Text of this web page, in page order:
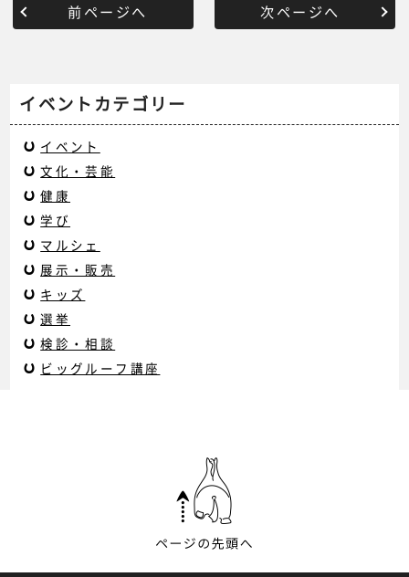
前ページへ 次ページへ
イベントカテゴリー
イベント
文化・芸能
健康
学び
マルシェ
展示・販売
キッズ
選挙
検診・相談
ビッグルーフ講座